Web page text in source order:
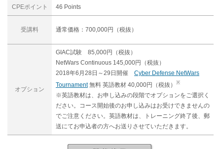
CPEポイント 46 Points
受講料 通常価格：700,000円（税抜）
オプション
GIAC試験 85,000円（税抜）
NetWars Continuous 145,000円（税抜）
2018年6月28日～29日開催 Cyber Defense NetWars
Tournament無料 英語教材 40,000円（税抜） ※
※英語教材は、お申し込みの段階でオプションをご選択く
ださい。コース開始後のお申し込みはお受けできませんの
でご注意ください。英語教材は、トレーニング終了後、郵
送にてお申込者の方へお送りさせていただきます。